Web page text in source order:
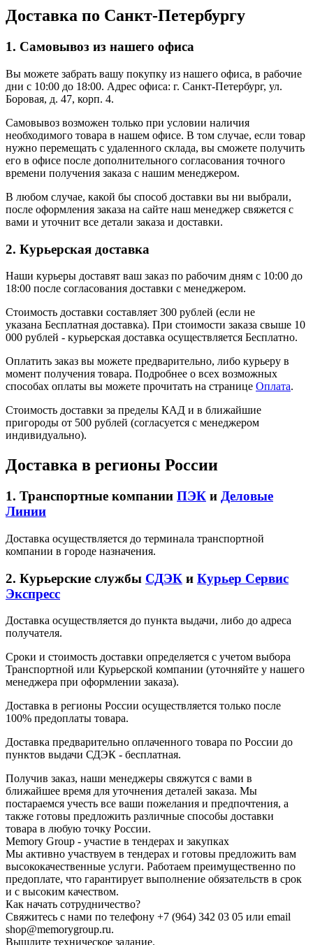
Доставка по Санкт-Петербургу
1. Самовывоз из нашего офиса
Вы можете забрать вашу покупку из нашего офиса, в рабочие
дни с 10:00 до 18:00. Адрес офиса: г. Санкт-Петербург, ул.
Боровая, д. 47, корп. 4.
Самовывоз возможен только при условии наличия
необходимого товара в нашем офисе. В том случае, если товар
нужно перемещать с удаленного склада, вы сможете получить
его в офисе после дополнительного согласования точного
времени получения заказа с нашим менеджером.
В любом случае, какой бы способ доставки вы ни выбрали,
после оформления заказа на сайте наш менеджер свяжется с
вами и уточнит все детали заказа и доставки.
2. Курьерская доставка
Наши курьеры доставят ваш заказ по рабочим дням с 10:00 до
18:00 после согласования доставки с менеджером.
Стоимость доставки составляет 300 рублей (если не
указана Бесплатная доставка). При стоимости заказа свыше 10
000 рублей - курьерская доставка осуществляется Бесплатно.
Оплатить заказ вы можете предварительно, либо курьеру в
момент получения товара. Подробнее о всех возможных
способах оплаты вы можете прочитать на странице Оплата.
Стоимость доставки за пределы КАД и в ближайшие
пригороды от 500 рублей (согласуется с менеджером
индивидуально).
Доставка в регионы России
1. Транспортные компании ПЭК и Деловые
Линии
Доставка осуществляется до терминала транспортной
компании в городе назначения.
2. Курьерские службы СДЭК и Курьер Сервис
Экспресс
Доставка осуществляется до пункта выдачи, либо до адреса
получателя.
Сроки и стоимость доставки определяется с учетом выбора
Транспортной или Курьерской компании (уточняйте у нашего
менеджера при оформлении заказа).
Доставка в регионы России осуществляется только после
100% предоплаты товара.
Доставка предварительно оплаченного товара по России до
пунктов выдачи СДЭК - бесплатная.
Получив заказ, наши менеджеры свяжутся с вами в
ближайшее время для уточнения деталей заказа. Мы
постараемся учесть все ваши пожелания и предпочтения, а
также готовы предложить различные способы доставки
товара в любую точку России.
Memory Group - участие в тендерах и закупках
Мы активно участвуем в тендерах и готовы предложить вам
высококачественные услуги. Работаем преимущественно по
предоплате, что гарантирует выполнение обязательств в срок
и с высоким качеством.
Как начать сотрудничество?
Свяжитесь с нами по телефону +7 (964) 342 03 05 или email
shop@memorygroup.ru.
Вышлите техническое задание.